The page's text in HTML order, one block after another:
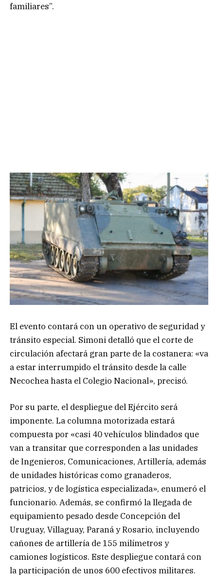
familiares”.
El evento contará con un operativo de seguridad y
tránsito especial. Simoni detalló que el corte de
circulación afectará gran parte de la costanera: «va
a estar interrumpido el tránsito desde la calle
Necochea hasta el Colegio Nacional», precisó.
Por su parte, el despliegue del Ejército será
imponente. La columna motorizada estará
compuesta por «casi 40 vehículos blindados que
van a transitar que corresponden a las unidades
de Ingenieros, Comunicaciones, Artillería, además
de unidades históricas como granaderos,
patricios, y de logística especializada», enumeró el
funcionario. Además, se confirmó la llegada de
equipamiento pesado desde Concepción del
Uruguay, Villaguay, Paraná y Rosario, incluyendo
cañones de artillería de 155 milímetros y
camiones logísticos. Este despliegue contará con
la participación de unos 600 efectivos militares.